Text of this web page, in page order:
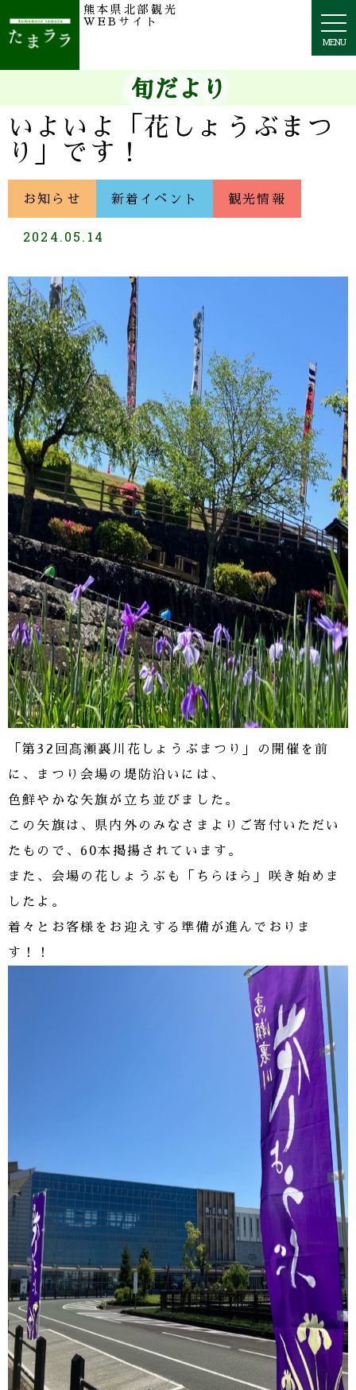
MENU
熊本県北部観光
WEBサイト
旬だより
いよいよ「花しょうぶまつ
り」です！
お知らせ 新着イベント 観光情報
2024.05.14
「第32回髙瀬裏川花しょうぶまつり」の開催を前
に、まつり会場の堤防沿いには、
色鮮やかな矢旗が立ち並びました。
この矢旗は、県内外のみなさまよりご寄付いただい
たもので、60本掲揚されています。
また、会場の花しょうぶも「ちらほら」咲き始めま
したよ。
着々とお客様をお迎えする準備が進んでおりま
す！！